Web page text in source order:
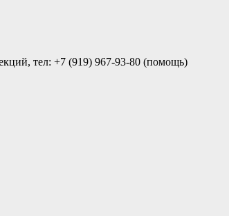
тел: +7 (919) 967-93-80 (помощь)